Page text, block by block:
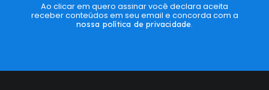
Ao clicar em quero assinar você declara aceita
receber conteúdos em seu email e concorda com a
nossa política de privacidade.